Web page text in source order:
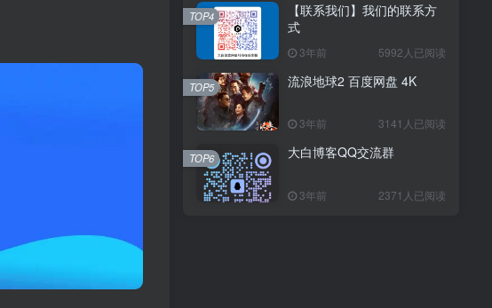
【联系我们】我们的联系方
式
3年前 5992人已阅读
TOP4
流浪地球2 百度网盘 4K
3年前 3141人已阅读
TOP5
大白博客QQ交流群
3年前 2371人已阅读
TOP6